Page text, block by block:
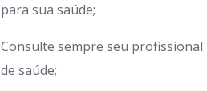
para sua saúde;
Consulte sempre seu profissional
de saúde;